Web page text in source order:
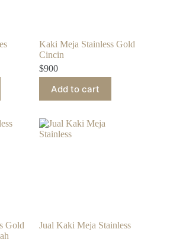
Kaki Meja Stainless Gold
Cincin
$900
Add to cart
Gold
Jual Kaki Meja Stainless